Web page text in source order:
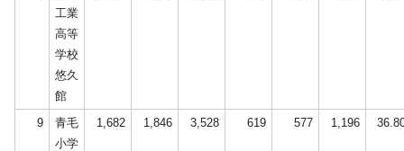
工業
高等
学校
悠久
館
9
青毛
小学
1,682 1,846 3,528 619 577 1,196